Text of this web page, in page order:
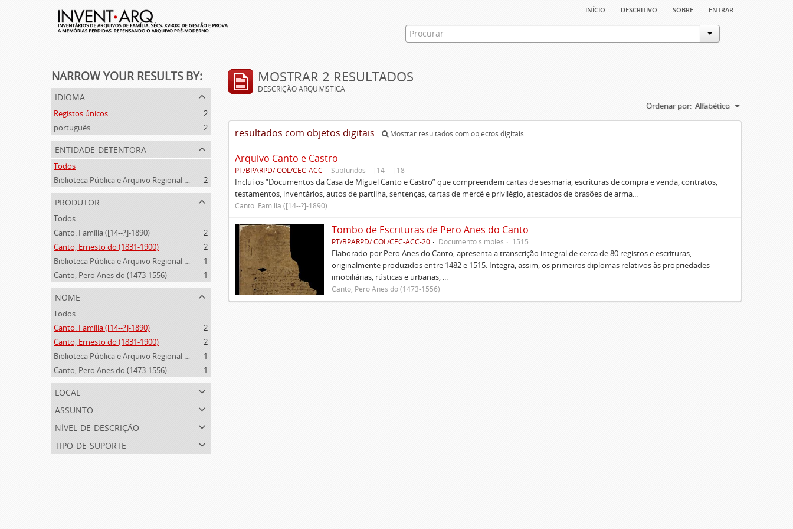
início descritivo sobre entrar
NARROW YOUR RESULTS BY:
idioma
Registos únicos
2
português
2
entidade detentora
Todos
Biblioteca Pública e Arquivo Regional de Ponta Delgada
2
produtor
Todos
Canto. Família ([14--?]-1890)
2
Canto, Ernesto do (1831-1900)
2
Biblioteca Pública e Arquivo Regional de Ponta Delgada (1841- )
1
Canto, Pero Anes do (1473-1556)
1
nome
Todos
Canto. Família ([14--?]-1890)
2
Canto, Ernesto do (1831-1900)
2
Biblioteca Pública e Arquivo Regional de Ponta Delgada (1841- )
1
Canto, Pero Anes do (1473-1556)
1
local
assunto
nível de descrição
tipo de suporte
MOSTRAR 2 RESULTADOS
DESCRIÇÃO ARQUIVÍSTICA
Ordenar por: Alfabético
resultados com objetos digitais Mostrar resultados com objectos digitais
Arquivo Canto e Castro
PT/BPARPD/ COL/CEC-ACC Subfundos [14--]-[18--]
Inclui os “Documentos da Casa de Miguel Canto e Castro” que compreendem cartas de sesmaria, escrituras de compra e venda, contratos,
testamentos, inventários, autos de partilha, sentenças, cartas de mercê e privilégio, atestados de brasões de arma...
Canto. Família ([14--?]-1890)
Tombo de Escrituras de Pero Anes do Canto
PT/BPARPD/ COL/CEC-ACC-20 Documento simples 1515
Elaborado por Pero Anes do Canto, apresenta a transcrição integral de cerca de 80 registos e escrituras,
originalmente produzidos entre 1482 e 1515. Integra, assim, os primeiros diplomas relativos às propriedades
imobiliárias, rústicas e urbanas, ...
Canto, Pero Anes do (1473-1556)